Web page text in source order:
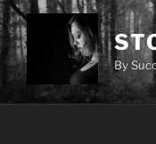
Ga
naar
de
inhoud
By